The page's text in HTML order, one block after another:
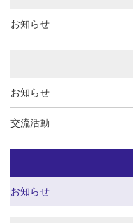
お知らせ
お知らせ
交流活動
お知らせ